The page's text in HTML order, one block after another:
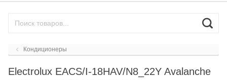
Кондиционеры
Electrolux EACS/I-18HAV/N8_22Y Avalanche